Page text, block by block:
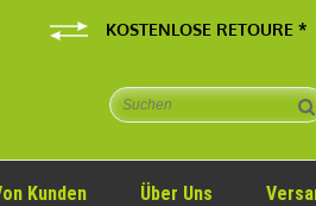
KOSTENLOSE RETOURE *
Kunden Über Uns